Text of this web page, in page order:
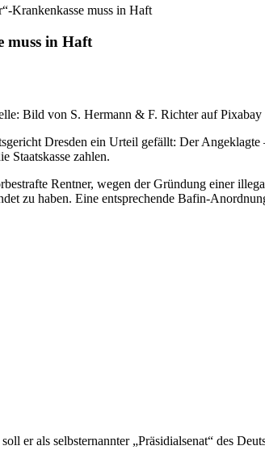
Krankenkasse muss in Haft
muss in Haft
Bild von S. Hermann & F. Richter auf Pixabay
Dresden ein Urteil gefällt: Der
Staatskasse zahlen.
Rentner, wegen der Gründung einer
zu haben. Eine entsprechende Bafin-
er als selbsternannter „Präsidialsenat“ des